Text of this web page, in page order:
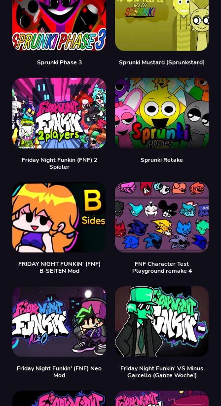
Sprunki Phase 3 Sprunki Mustard [Sprunkstard]
Friday Night Funkin (FNF) 2
Spieler
Sprunki Retake
FRIDAY NIGHT FUNKIN' (FNF)
B-SEITEN Mod
FNF Character Test
Playground remake 4
Friday Night Funkin' (FNF) Neo
Mod
Friday Night Funkin' VS Minus
Garcello (Ganze Woche!)